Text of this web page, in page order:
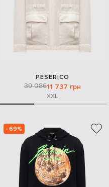
PESERICO
39 08611 737 грн
XXL
- 69%